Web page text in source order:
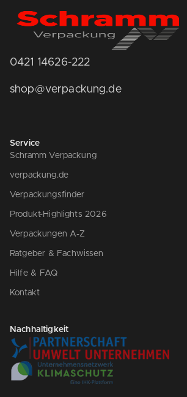
0421 14626-222
shop@verpackung.de
Service
Schramm Verpackung
verpackung.de
Verpackungsfinder
Produkt-Highlights 2026
Verpackungen A-Z
Ratgeber & Fachwissen
Hilfe & FAQ
Kontakt
Nachhaltigkeit